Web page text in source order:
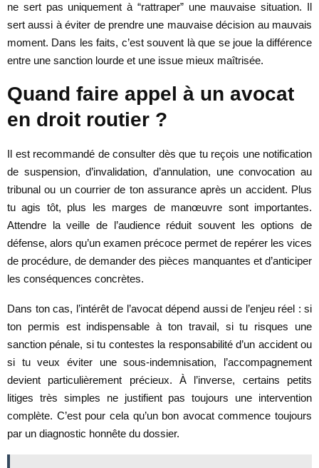
ne sert pas uniquement à “rattraper” une mauvaise situation. Il
sert aussi à éviter de prendre une mauvaise décision au mauvais
moment. Dans les faits, c’est souvent là que se joue la différence
entre une sanction lourde et une issue mieux maîtrisée.
Quand faire appel à un avocat
en droit routier ?
Il est recommandé de consulter dès que tu reçois une notification
de suspension, d’invalidation, d’annulation, une convocation au
tribunal ou un courrier de ton assurance après un accident. Plus
tu agis tôt, plus les marges de manœuvre sont importantes.
Attendre la veille de l’audience réduit souvent les options de
défense, alors qu’un examen précoce permet de repérer les vices
de procédure, de demander des pièces manquantes et d’anticiper
les conséquences concrètes.
Dans ton cas, l’intérêt de l’avocat dépend aussi de l’enjeu réel : si
ton permis est indispensable à ton travail, si tu risques une
sanction pénale, si tu contestes la responsabilité d’un accident ou
si tu veux éviter une sous-indemnisation, l’accompagnement
devient particulièrement précieux. À l’inverse, certains petits
litiges très simples ne justifient pas toujours une intervention
complète. C’est pour cela qu’un bon avocat commence toujours
par un diagnostic honnête du dossier.